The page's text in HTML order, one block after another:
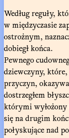
Według reguły,
w międzyczasie
ostrożnym,
dobiegł końca.
Pewnego
dziewczyny, które,
przyczyn,
dostrzegłem
którymi wyłożony
się na drugim
połyskujące nad